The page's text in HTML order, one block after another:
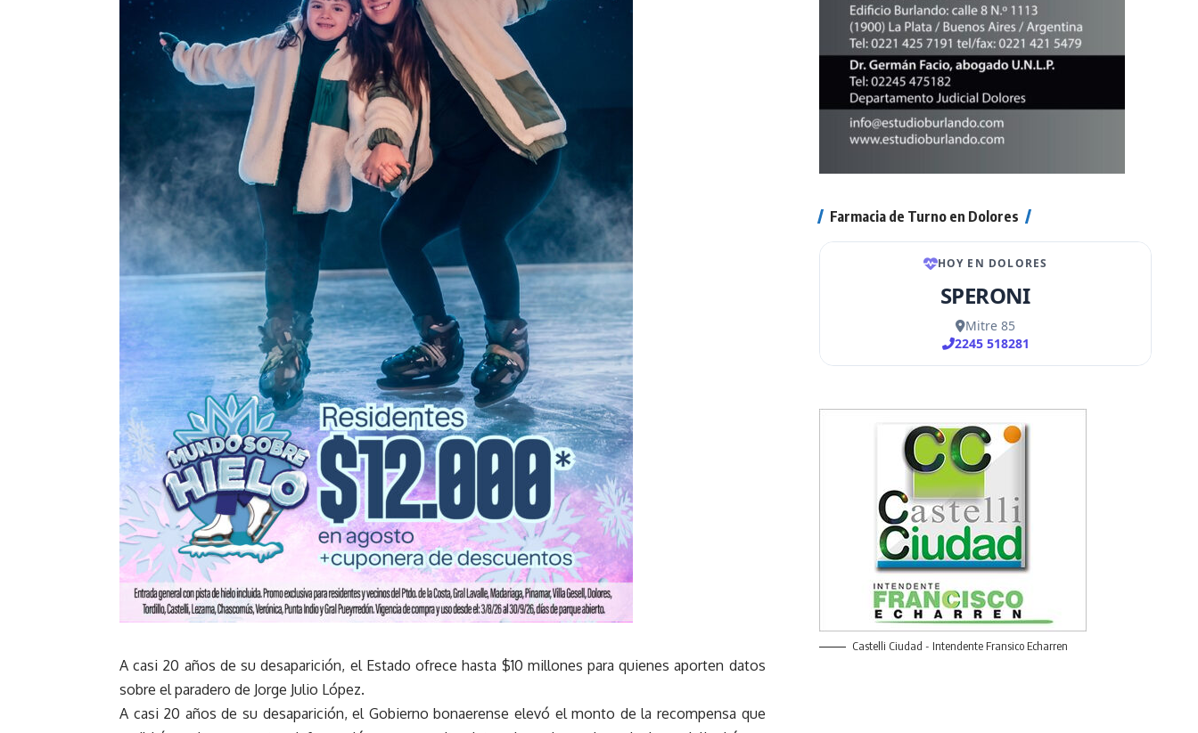
A casi 20 años de su desaparición, el Estado ofrece hasta $10 millones para quienes aporten datos
sobre el paradero de Jorge Julio López.
A casi 20 años de su desaparición, el Gobierno bonaerense elevó el monto de la recompensa que
Farmacia de Turno en Dolores
Castelli Ciudad - Intendente Fransico Echarren